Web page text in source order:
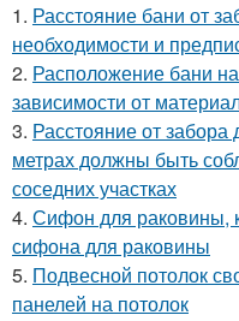
1. Расстояние бани от
необходимости и
2. Расположение бани
зависимости от
3. Расстояние от забора
метрах должны быть
соседних участках
4. Сифон для раковины,
сифона для раковины
5. Подвесной потолок
панелей на потолок